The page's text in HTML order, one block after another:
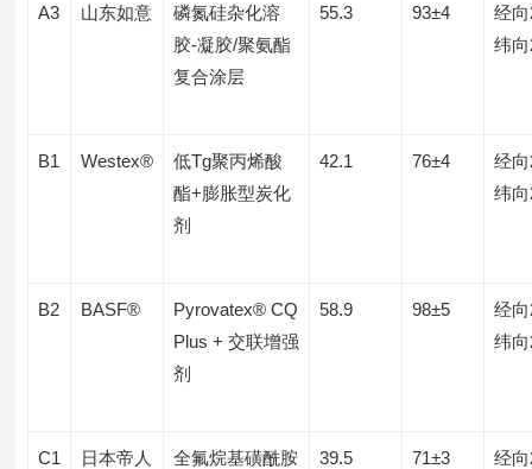
A3 山东如意
磷氮硅杂化溶
胶-凝胶/聚氨酯
复合涂层
55.3 93±4
经
纬
B1 Westex®
低Tg聚丙烯酸
酯+膨胀型炭化
剂
42.1 76±4
经
纬
B2 BASF®
Pyrovatex® CQ
Plus + 交联增强
剂
58.9 98±5
经
纬
C1 日本帝人
全氟烷基磺酰胺
39.5 71±3
经